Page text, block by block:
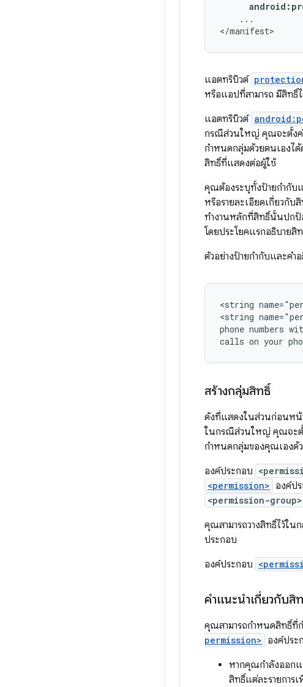
...
</manifest>
แอตทริบิวต์
หรือแอปที่สามารถ มีสิทธิ์
แอตทริบิวต์
กรณีส่วนใหญ่ คุณจะตั้งค่
กำหนดกลุ่มด้วยตนเองไ
สิทธิ์ที่แสดงต่อผู้ใช้
คุณต้องระบุทั้งป้ายกำกับ
หรือรายละเอียดเกี่ยวกับสิ
ทำงานหลักที่สิทธิ์นั้นปกป้
โดยประโยคแรกอธิบายสิ
ตัวอย่างป้ายกำกับและคำ
<string
<string
phone numbers
calls on your
สร้างกลุ่มสิทธิ์
ดังที่แสดงในส่วนก่อนหน้
ในกรณีส่วนใหญ่ คุณจะตั้
กำหนดกลุ่มของคุณเองด้
องค์ประกอบ
<permission> องค์ป
<permission-group>
คุณสามารถวางสิทธิ์ไว้ใน
ประกอบ
องค์ประกอบ
คำแนะนำเกี่ยวกับสิ
คุณสามารถกำหนดสิทธิ์ที่
permission> องค์ประ
หากคุณกำลังออก
สิทธิ์แต่ละรายการ